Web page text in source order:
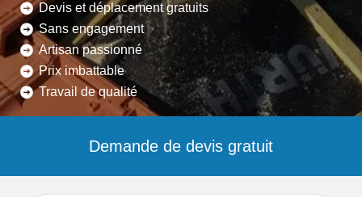
Devis et déplacement gratuits
Sans engagement
Artisan passionné
Prix imbattable
Travail de qualité
Demande de devis gratuit